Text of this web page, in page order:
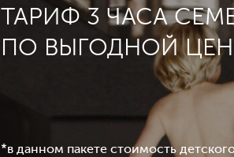
ТАРИФ 3 ЧАСА
ПО ВЫГОДНОЙ
*в данном пакете стоимость